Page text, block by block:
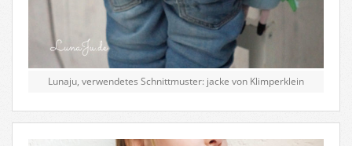
Lunaju, verwendetes Schnittmuster: jacke von Klimperklein